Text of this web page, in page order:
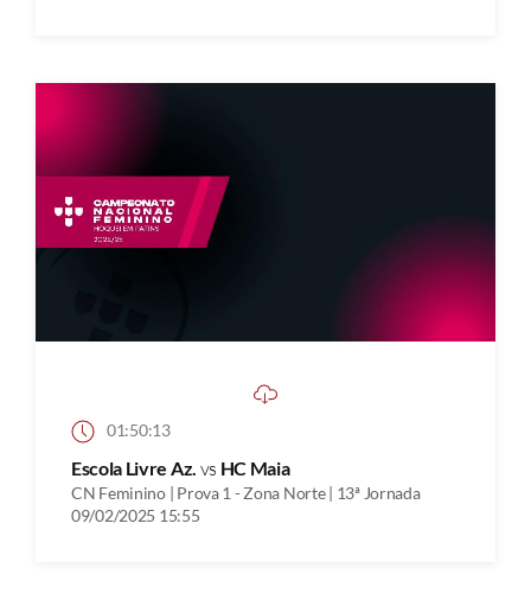
01:50:13
Escola Livre Az. vs HC Maia
CN Feminino | Prova 1 - Zona Norte | 13ª Jornada
09/02/2025 15:55